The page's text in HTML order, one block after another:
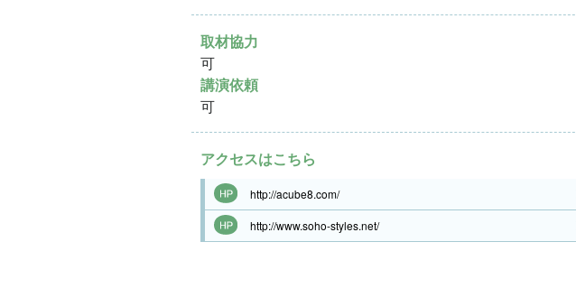
取材協力
可
講演依頼
可
アクセスはこちら
http://acube8.com/
http://www.soho-styles.net/